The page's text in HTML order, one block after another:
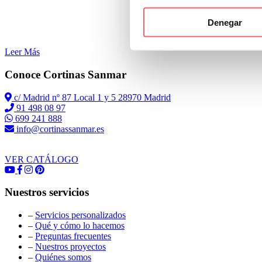
Denegar
Leer Más
Conoce Cortinas Sanmar
c/ Madrid nº 87 Local 1 y 5 28970 Madrid
91 498 08 97
699 241 888
info@cortinassanmar.es
VER CATÁLOGO
Nuestros servicios
– Servicios personalizados
– Qué y cómo lo hacemos
– Preguntas frecuentes
– Nuestros proyectos
– Quiénes somos